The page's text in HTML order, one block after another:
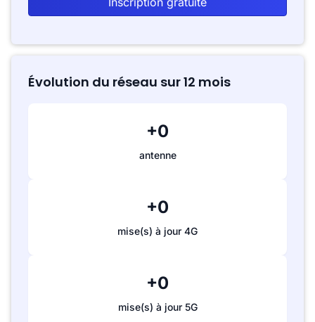
Évolution du réseau sur 12 mois
+0
antenne
+0
mise(s) à jour 4G
+0
mise(s) à jour 5G